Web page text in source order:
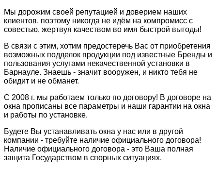
Мы дорожим своей репутацией и доверием наших
клиентов, поэтому никогда не идём на компромисс с
совестью, жертвуя качеством во имя быстрой выгоды!
В связи с этим, хотим предостеречь Вас от приобретения
возможных подделок продукции под известные Бренды и
пользования услугами некачественной установки в
Барнауле. Знаешь - значит вооружен, и никто тебя не
обидит и не обманет.
С 2008 г. мы работаем только по договору! В договоре на
окна прописаны все параметры и наши гарантии на окна
и работы по установке.
Будете Вы устанавливать окна у нас или в другой
компании - требуйте наличие официального договора!
Наличие официального договора - это Ваша полная
защита Государством в спорных ситуациях.